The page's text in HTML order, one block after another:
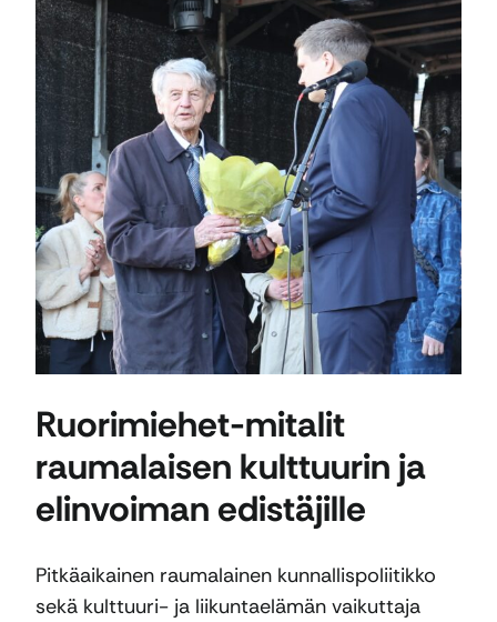
Ruorimiehet-mitalit
raumalaisen kulttuurin ja
elinvoiman edistäjille
Pitkäaikainen raumalainen kunnallispoliitikko
sekä kulttuuri- ja liikuntaelämän vaikuttaja